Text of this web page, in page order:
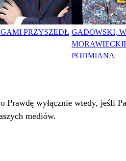
PRZYSZEDŁ GADOWSKI,
PODMIANA
wyłącznie wtedy, jeśli
mediów.